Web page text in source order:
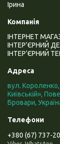
Ірина
ІНТЕРНЕТ
ІНТЕР’ЄРНИЙ
ІНТЕР’ЄРНИЙ
вул.
Київській»,
Бровари,
+380 (67) 737-